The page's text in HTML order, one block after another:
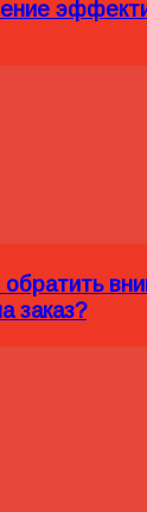
обратить
заказ?